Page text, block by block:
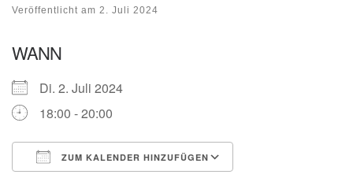
Veröffentlicht am 2. Juli 2024
WANN
Di. 2. Juli 2024
18:00 - 20:00
ZUM KALENDER HINZUFÜGEN